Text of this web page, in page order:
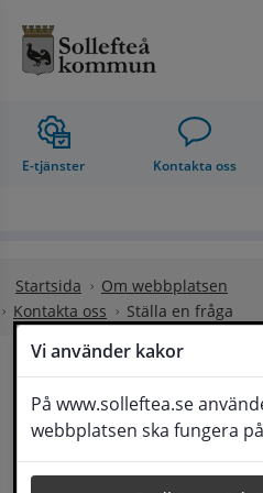
Vi använder kakor
På www.solleftea.se
webbplatsen ska fungera
E-tjänster Kontakta oss
Startsida
Om webbplatsen
Kontakta oss
Ställa en fråga
Ställa en fråga
Om din fråga är